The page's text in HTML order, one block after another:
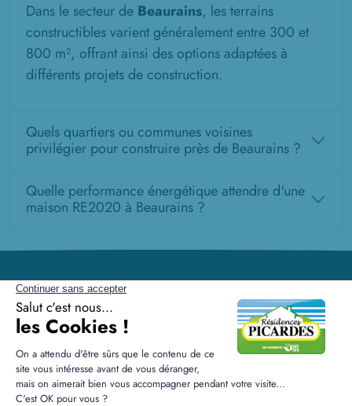
Dans le secteur de Beaurains, les terrains
constructibles varient généralement entre 300 et
800 m², offrant ainsi des options adaptées à
différents projets de construction.
Quels quartiers ou communes voisines
privilégier pour construire près de Beaurains ?
Quelle performance énergétique attendre d'une
maison RE2020 à Beaurains ?